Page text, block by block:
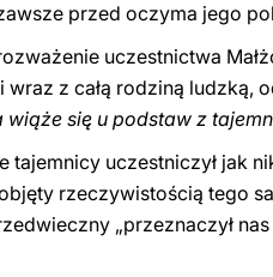
przed oczyma jego
uczestnictwa
wraz z całą rodziną
wiąże się u podstaw z
tajemnicy uczestniczył jak
rzeczywistością tego
„przeznaczył